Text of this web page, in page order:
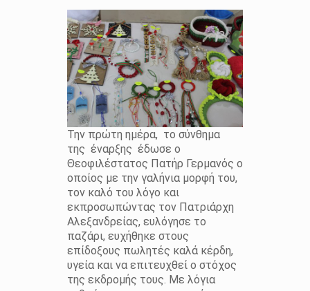
Την πρώτη ημέρα, το σύνθημα
της έναρξης έδωσε ο
Θεοφιλέστατος Πατήρ Γερμανός ο
οποίος με την γαλήνια μορφή του,
τον καλό του λόγο και
εκπροσωπώντας τον Πατριάρχη
Αλεξανδρείας, ευλόγησε το
παζάρι, ευχήθηκε στους
επίδοξους πωλητές καλά κέρδη,
υγεία και να επιτευχθεί ο στόχος
της εκδρομής τους. Με λόγια